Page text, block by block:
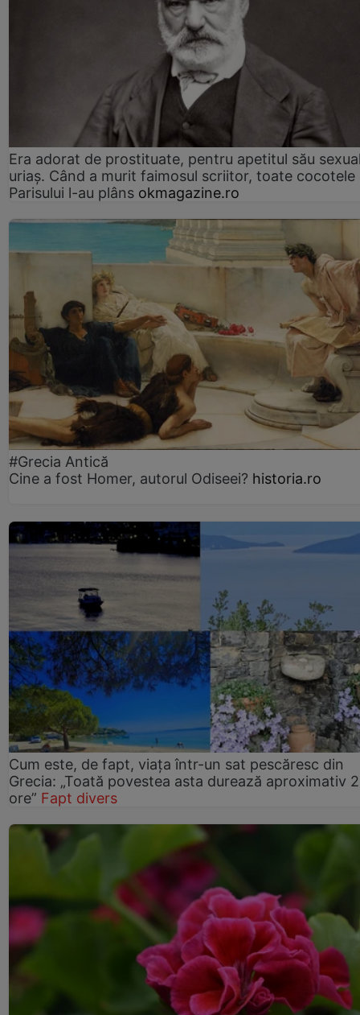
Era adorat de prostituate, pentru apetitul său
uriaș. Când a murit faimosul scriitor, toate cocotele
Parisului l-au plâns okmagazine.ro
#Grecia Antică
Cine a fost Homer, autorul Odiseei? historia.ro
Cum este, de fapt, viața într-un sat pescăresc din
Grecia: „Toată povestea asta durează aproximativ
ore” Fapt divers